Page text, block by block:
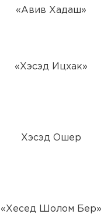
«Авив Хадаш»
«Хэсэд Ицхак»
Хэсэд Ошер
«Хесед Шолом Бер»